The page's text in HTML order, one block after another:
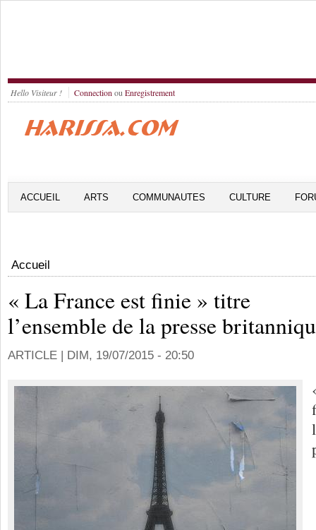
Hello Visiteur ! Connection ou Enregistrement
ACCUEIL ARTS COMMUNAUTES CULTURE
Accueil
« La France est finie » titre
l’ensemble de la presse
ARTICLE | DIM, 19/07/2015 - 20:50